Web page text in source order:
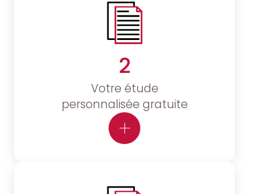
2
Votre étude
personnalisée gratuite